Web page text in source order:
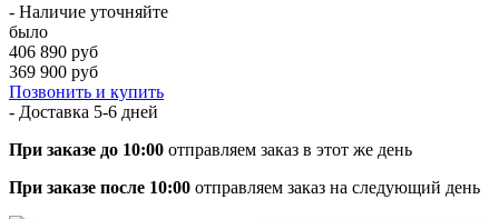
- Наличие уточняйте
было
406 890 руб
369 900 руб
Позвонить и купить
- Доставка 5-6 дней
При заказе до 10:00 отправляем заказ в этот же день
При заказе после 10:00 отправляем заказ на следующий день